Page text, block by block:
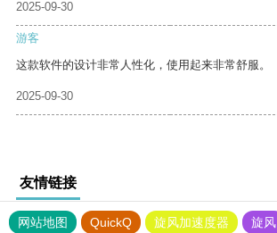
2025-09-30
游客
这款软件的设计非常人性化，使用起来非常舒服。
2025-09-30
友情链接
网站地图 QuickQ 旋风加速度器 旋风